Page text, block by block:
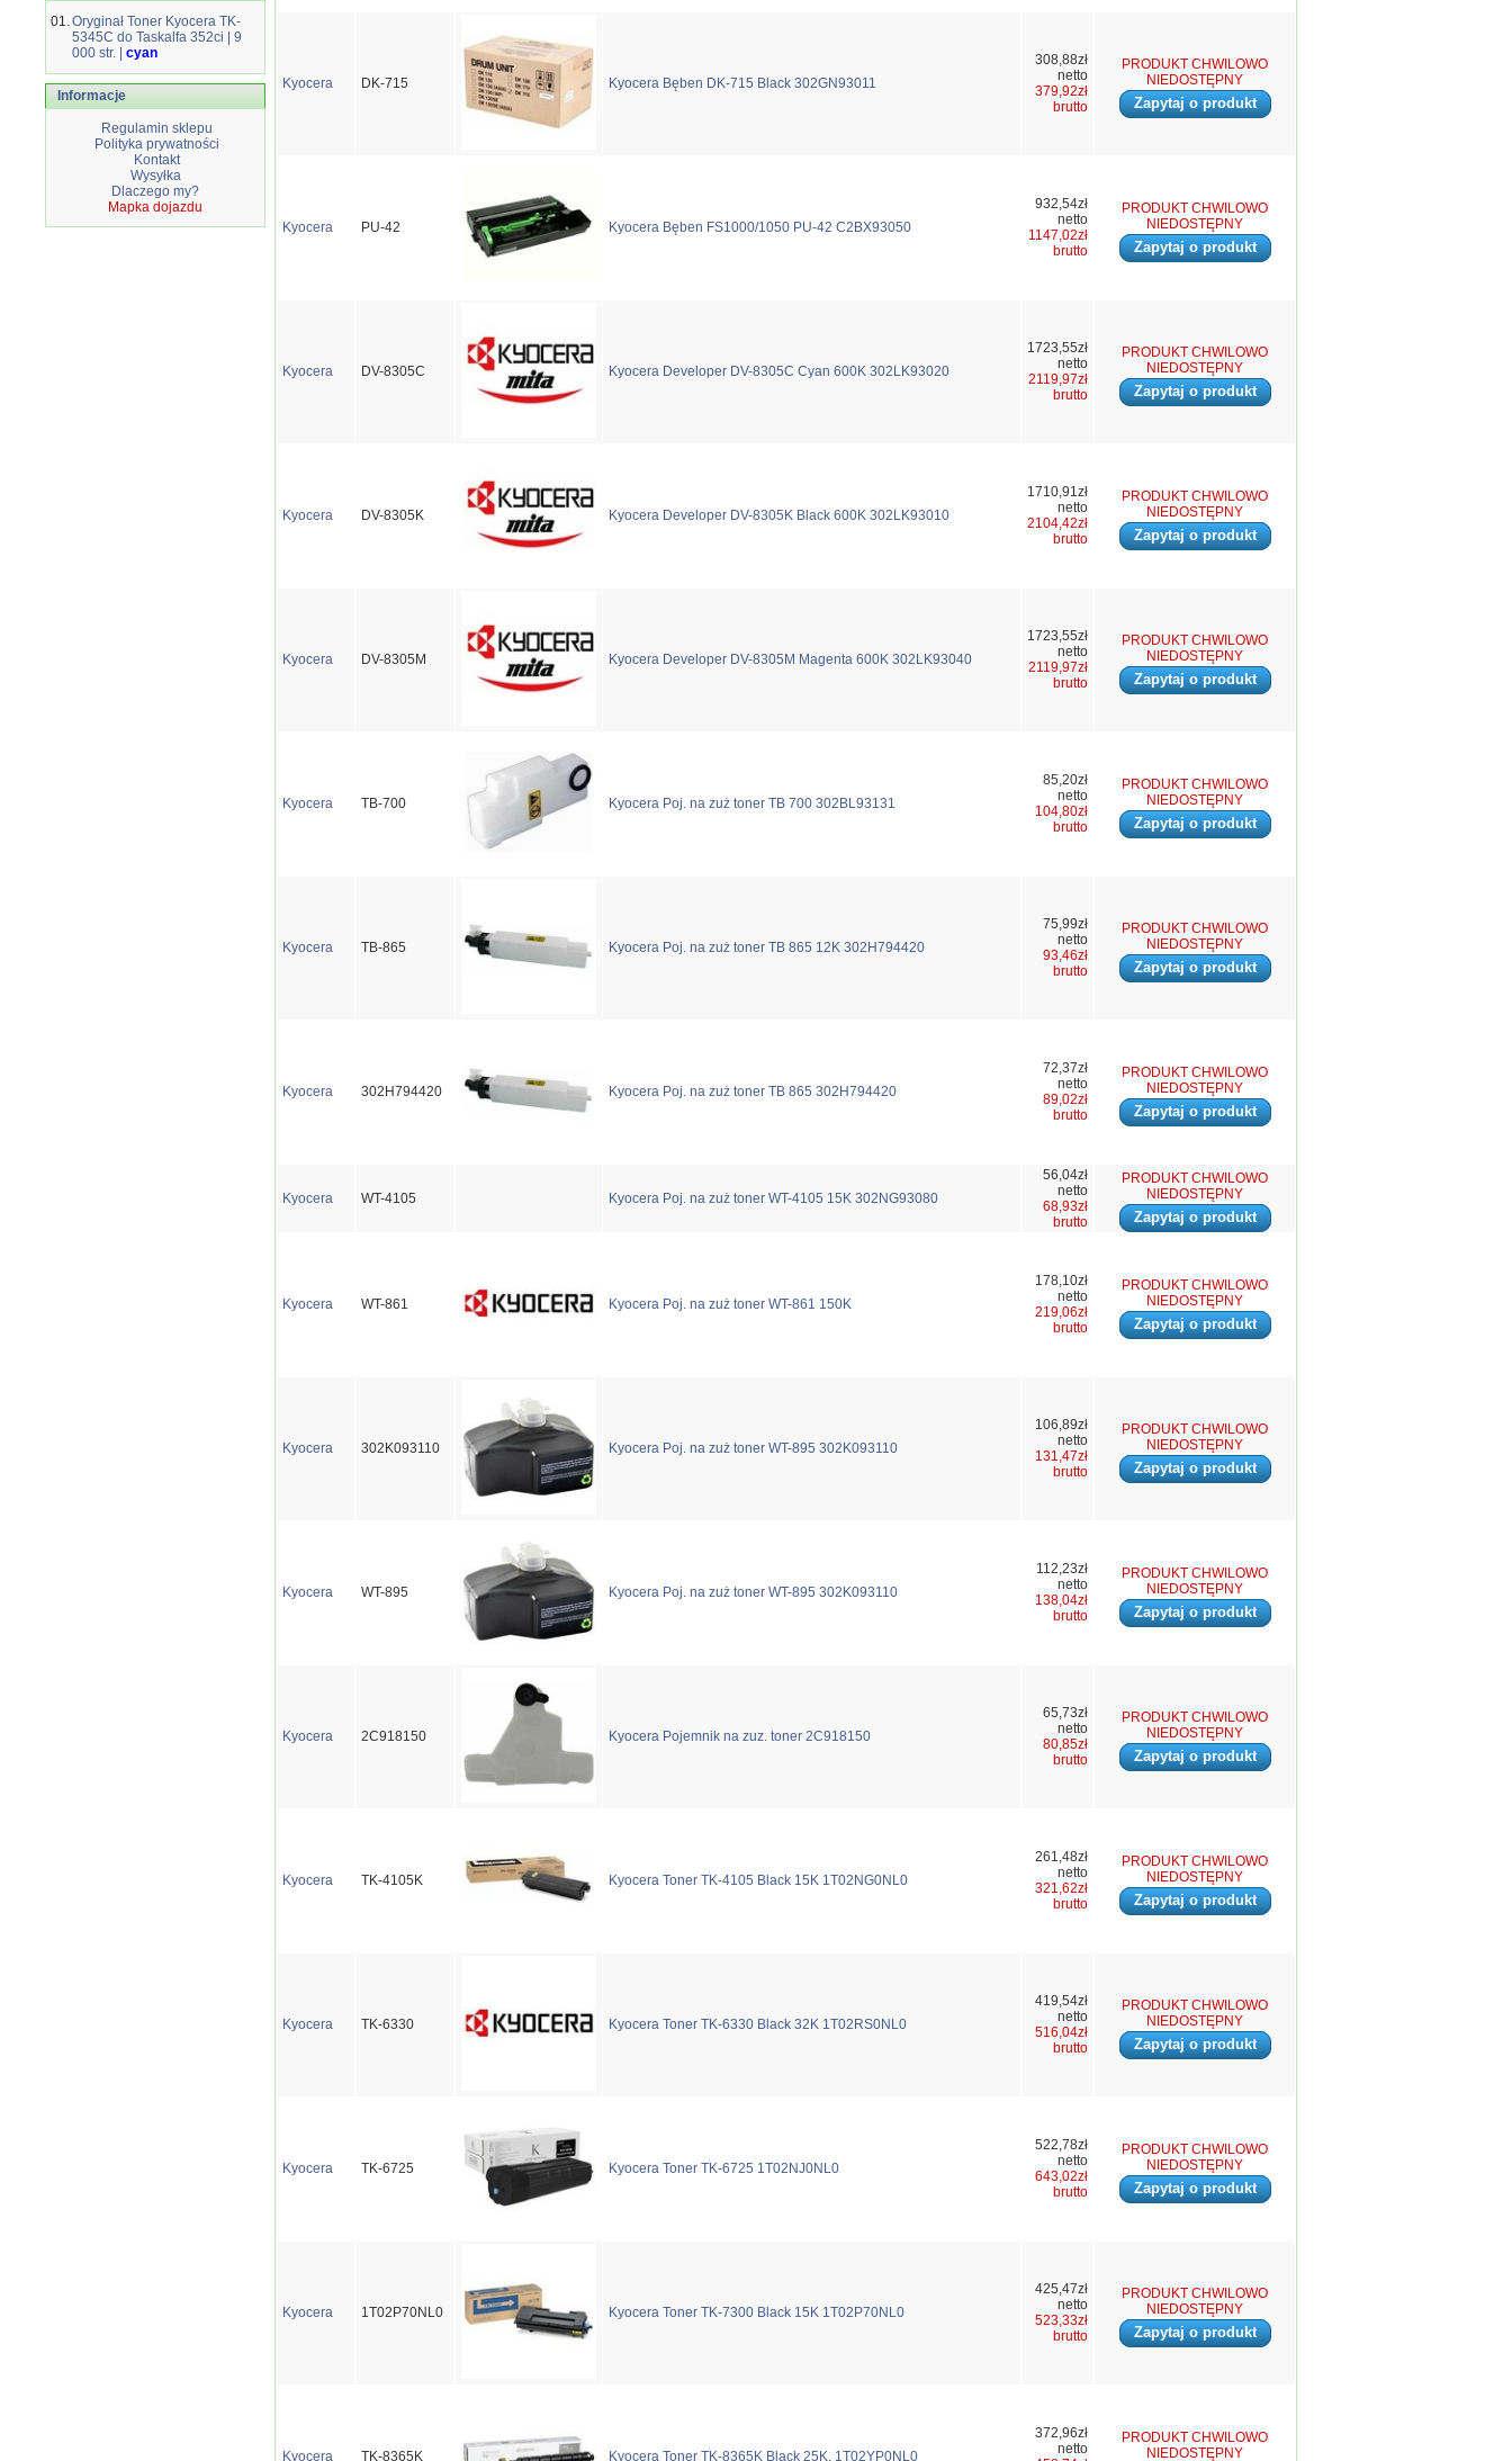
01.Oryginał Toner Kyocera TK-
5345C do Taskalfa 352ci | 9
000 str. | cyan
Informacje
Regulamin sklepu
Polityka prywatności
Kontakt
Wysyłka
Dlaczego my?
Mapka dojazdu
Kyocera DK-715 Kyocera Bęben DK-715 Black 302GN93011
308,88zł
netto
379,92zł
brutto
PRODUKT CHWILOWO
NIEDOSTĘPNY
Zapytaj o produkt
Kyocera PU-42 Kyocera Bęben FS1000/1050 PU-42 C2BX93050
932,54zł
netto
1147,02zł
brutto
PRODUKT CHWILOWO
NIEDOSTĘPNY
Zapytaj o produkt
Kyocera DV-8305C Kyocera Developer DV-8305C Cyan 600K 302LK93020
1723,55zł
netto
2119,97zł
brutto
PRODUKT CHWILOWO
NIEDOSTĘPNY
Zapytaj o produkt
Kyocera DV-8305K Kyocera Developer DV-8305K Black 600K 302LK93010
1710,91zł
netto
2104,42zł
brutto
PRODUKT CHWILOWO
NIEDOSTĘPNY
Zapytaj o produkt
Kyocera DV-8305M Kyocera Developer DV-8305M Magenta 600K 302LK93040
1723,55zł
netto
2119,97zł
brutto
PRODUKT CHWILOWO
NIEDOSTĘPNY
Zapytaj o produkt
Kyocera TB-700 Kyocera Poj. na zuż toner TB 700 302BL93131
85,20zł
netto
104,80zł
brutto
PRODUKT CHWILOWO
NIEDOSTĘPNY
Zapytaj o produkt
Kyocera TB-865 Kyocera Poj. na zuż toner TB 865 12K 302H794420
75,99zł
netto
93,46zł
brutto
PRODUKT CHWILOWO
NIEDOSTĘPNY
Zapytaj o produkt
Kyocera 302H794420 Kyocera Poj. na zuż toner TB 865 302H794420
72,37zł
netto
89,02zł
brutto
PRODUKT CHWILOWO
NIEDOSTĘPNY
Zapytaj o produkt
Kyocera WT-4105 Kyocera Poj. na zuż toner WT-4105 15K 302NG93080
56,04zł
netto
68,93zł
brutto
PRODUKT CHWILOWO
NIEDOSTĘPNY
Zapytaj o produkt
Kyocera WT-861 Kyocera Poj. na zuż toner WT-861 150K
178,10zł
netto
219,06zł
brutto
PRODUKT CHWILOWO
NIEDOSTĘPNY
Zapytaj o produkt
Kyocera 302K093110 Kyocera Poj. na zuż toner WT-895 302K093110
106,89zł
netto
131,47zł
brutto
PRODUKT CHWILOWO
NIEDOSTĘPNY
Zapytaj o produkt
Kyocera WT-895 Kyocera Poj. na zuż toner WT-895 302K093110
112,23zł
netto
138,04zł
brutto
PRODUKT CHWILOWO
NIEDOSTĘPNY
Zapytaj o produkt
Kyocera 2C918150 Kyocera Pojemnik na zuz. toner 2C918150
65,73zł
netto
80,85zł
brutto
PRODUKT CHWILOWO
NIEDOSTĘPNY
Zapytaj o produkt
Kyocera TK-4105K Kyocera Toner TK-4105 Black 15K 1T02NG0NL0
261,48zł
netto
321,62zł
brutto
PRODUKT CHWILOWO
NIEDOSTĘPNY
Zapytaj o produkt
Kyocera TK-6330 Kyocera Toner TK-6330 Black 32K 1T02RS0NL0
419,54zł
netto
516,04zł
brutto
PRODUKT CHWILOWO
NIEDOSTĘPNY
Zapytaj o produkt
Kyocera TK-6725 Kyocera Toner TK-6725 1T02NJ0NL0
522,78zł
netto
643,02zł
brutto
PRODUKT CHWILOWO
NIEDOSTĘPNY
Zapytaj o produkt
Kyocera 1T02P70NL0 Kyocera Toner TK-7300 Black 15K 1T02P70NL0
425,47zł
netto
523,33zł
brutto
PRODUKT CHWILOWO
NIEDOSTĘPNY
Zapytaj o produkt
Kyocera TK-8365K Kyocera Toner TK-8365K Black 25K, 1T02YP0NL0
372,96zł
netto
PRODUKT CHWILOWO
NIEDOSTĘPNY